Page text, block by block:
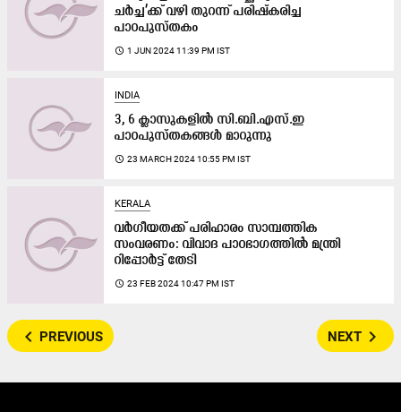
ചർച്ച’ക്ക് വഴി തുറന്ന് പരിഷ്കരിച്ച
പാഠപുസ്തകം
access_time 1 JUN 2024 11:39 PM IST
INDIA
3, 6 ക്ലാസുകളിൽ സി.ബി.എസ്.ഇ
പാഠപുസ്തകങ്ങൾ മാറുന്നു
access_time 23 MARCH 2024 10:55 PM IST
KERALA
വർഗീയതക്ക്​ പരിഹാരം സാമ്പത്തിക
സംവരണം: വിവാദ പാഠഭാഗത്തിൽ മന്ത്രി
റിപ്പോർട്ട്​ തേടി
access_time 23 FEB 2024 10:47 PM IST
navigate_before PREVIOUS NEXT navigate_next